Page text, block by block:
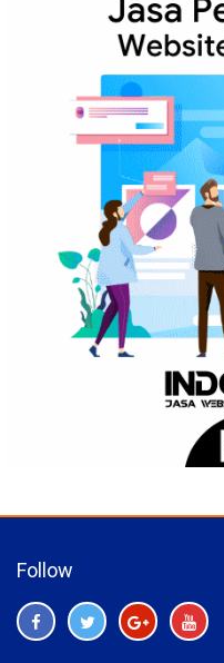
Follow